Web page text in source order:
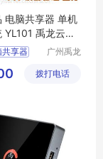
电脑共享器 单机
YL101 禹龙云桌
共享器
广州禹龙
有限公司
拨打电话